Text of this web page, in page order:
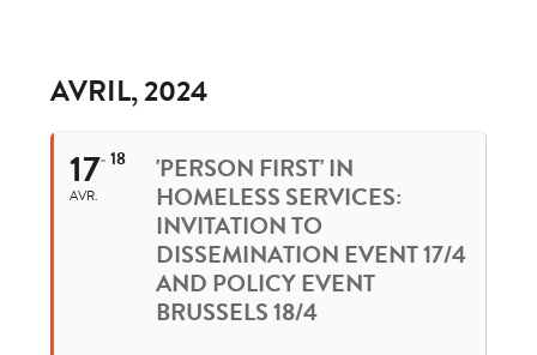
AVRIL, 2024
17
AVR.
18
'PERSON FIRST' IN
HOMELESS SERVICES:
INVITATION TO
DISSEMINATION EVENT 17/4
AND POLICY EVENT
BRUSSELS 18/4